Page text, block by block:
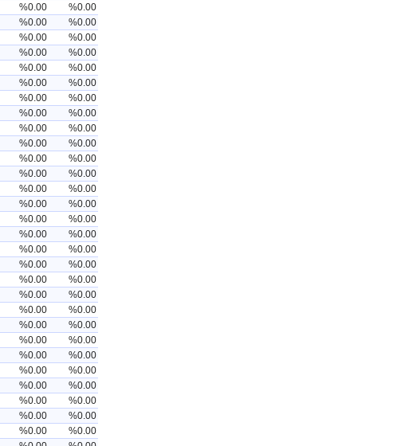
%0.00
%0.00
%0.00
%0.00
%0.00
%0.00
%0.00
%0.00
%0.00
%0.00
%0.00
%0.00
%0.00
%0.00
%0.00
%0.00
%0.00
%0.00
%0.00
%0.00
%0.00
%0.00
%0.00
%0.00
%0.00
%0.00
%0.00
%0.00
%0.00
%0.00
%0.00
%0.00
%0.00
%0.00
%0.00
%0.00
%0.00
%0.00
%0.00
%0.00
%0.00
%0.00
%0.00
%0.00
%0.00
%0.00
%0.00
%0.00
%0.00
%0.00
%0.00
%0.00
%0.00
%0.00
%0.00
%0.00
%0.00
%0.00